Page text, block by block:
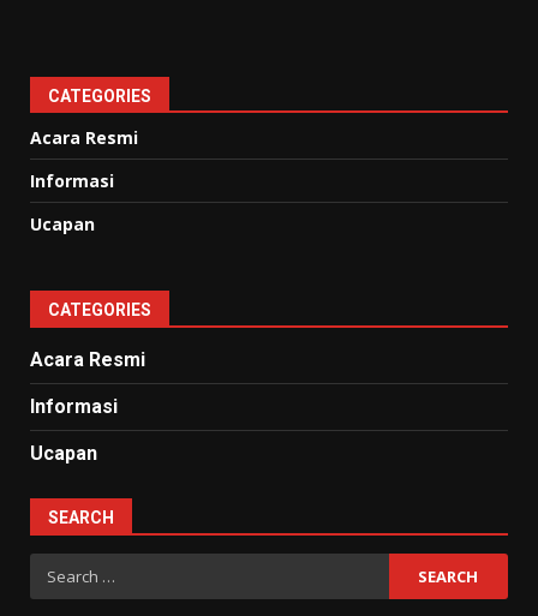
CATEGORIES
Acara Resmi
Informasi
Ucapan
CATEGORIES
Acara Resmi
Informasi
Ucapan
SEARCH
Search
for: